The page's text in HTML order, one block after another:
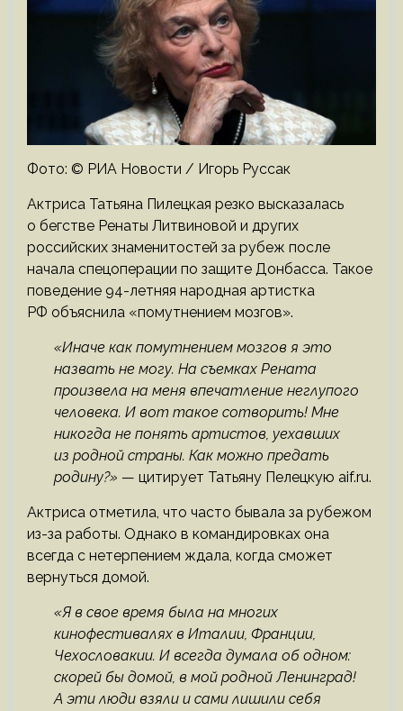
Фото: © РИА Новости / Игорь Руссак
Актриса Татьяна Пилецкая резко высказалась
о бегстве Ренаты Литвиновой и других
российских знаменитостей за рубеж после
начала спецоперации по защите Донбасса. Такое
поведение 94-летняя народная артистка
РФ объяснила «помутнением мозгов».
«Иначе как помутнением мозгов я это
назвать не могу. На съемках Рената
произвела на меня впечатление неглупого
человека. И вот такое сотворить! Мне
никогда не понять артистов, уехавших
из родной страны. Как можно предать
родину?» — цитирует Татьяну Пелецкую aif.ru.
Актриса отметила, что часто бывала за рубежом
из-за работы. Однако в командировках она
всегда с нетерпением ждала, когда сможет
вернуться домой.
«Я в свое время была на многих
кинофестивалях в Италии, Франции,
Чехословакии. И всегда думала об одном:
скорей бы домой, в мой родной Ленинград!
А эти люди взяли и сами лишили себя